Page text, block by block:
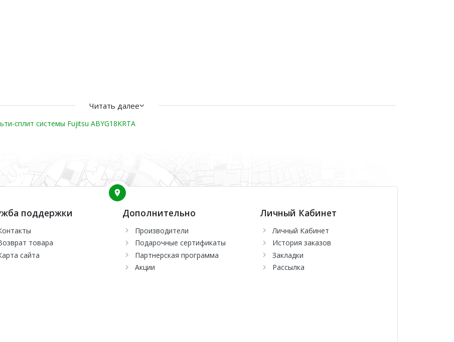
оснащены оптимальным количеством функций для комфортной эксплуатации. Пульт управления
Читать далее
сплит системы Fujitsu ABYG18KRTA
поддержки
товара
сайта
Дополнительно
Производители
Подарочные сертификаты
Партнерская программа
Акции
Личный Кабинет
Личный Кабинет
История заказов
Закладки
Рассылка